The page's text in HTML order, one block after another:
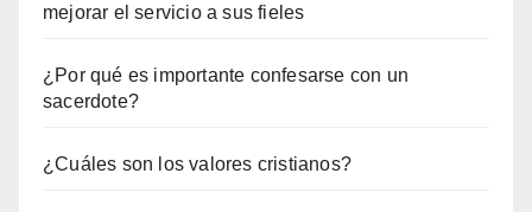
mejorar el servicio a sus fieles
¿Por qué es importante confesarse con un
sacerdote?
¿Cuáles son los valores cristianos?